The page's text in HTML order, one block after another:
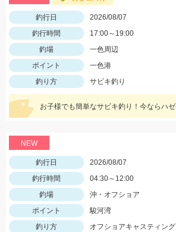
釣行日
2026/08/07
釣行時間
17:00～19:00
釣場
一色周辺
ポイント
一色港
釣り方
サビキ釣り
NEW
釣行日
2026/08/07
釣行時間
04:30～12:00
釣場
沖・オフショア
ポイント
駿河湾
釣り方
オフショアキャスティング